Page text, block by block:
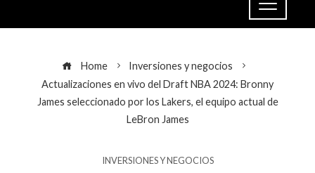
Home
Inversiones y negocios
Actualizaciones en vivo del Draft NBA 2024: Bronny
James seleccionado por los Lakers, el equipo actual de
LeBron James
INVERSIONES Y NEGOCIOS